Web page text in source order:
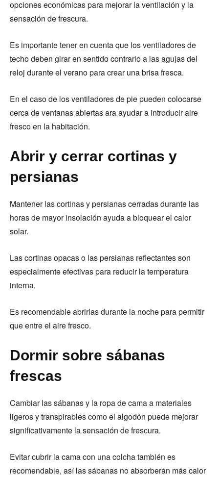
opciones económicas para mejorar la ventilación y la
sensación de frescura.
Es importante tener en cuenta que los ventiladores de
techo deben girar en sentido contrario a las agujas del
reloj durante el verano para crear una brisa fresca.
En el caso de los ventiladores de pie pueden colocarse
cerca de ventanas abiertas ara ayudar a introducir aire
fresco en la habitación.
Abrir y cerrar cortinas y
persianas
Mantener las cortinas y persianas cerradas durante las
horas de mayor insolación ayuda a bloquear el calor
solar.
Las cortinas opacas o las persianas reflectantes son
especialmente efectivas para reducir la temperatura
interna.
Es recomendable abrirlas durante la noche para permitir
que entre el aire fresco.
Dormir sobre sábanas
frescas
Cambiar las sábanas y la ropa de cama a materiales
ligeros y transpirables como el algodón puede mejorar
significativamente la sensación de frescura.
Evitar cubrir la cama con una colcha también es
recomendable, así las sábanas no absorberán más calor